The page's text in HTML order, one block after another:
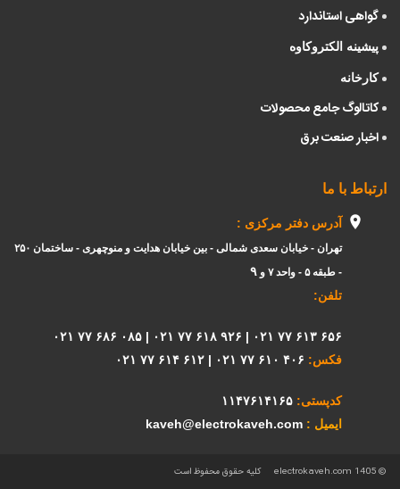
گواهی استاندارد
پیشینه الکتروکاوه
کارخانه
کاتالوگ جامعمحصولات
اخبار صنعت برق
ارتباط با ما
آدرس دفتر مرکزی :
تهران - خیابان سعدی شمالی - بین خیابان هدایت و منوچهری - ساختمان ۲۵۰
- طبقه ۵ - واحد ۷ و
۹
تلفن:
۰۲۱ ۷۷ ۶۱۳ ۶۵۶ | ۰۲۱ ۷۷ ۶۱۸ ۹۲۶ | ۰۲۱ ۷۷ ۶۸۶ ۰۸۵
فکس: ۰۲۱ ۷۷ ۶۱۰ ۴۰۶ | ۰۲۱ ۷۷ ۶۱۴ ۶۱۲
کدپستی: ۱۱۴۷۶۱۴۱۶۵
ایمیل : kaveh@electrokaveh.com
© 1405 electrokaveh.com کلیه حقوق محفوظ است